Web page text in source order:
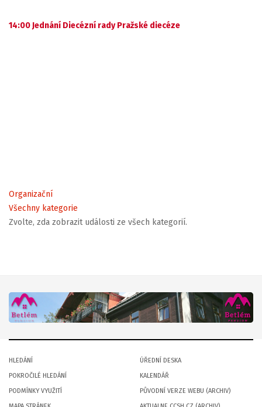
14:00 Jednání Diecézní rady Pražské diecéze
Organizační
Všechny kategorie
Zvolte, zda zobrazit události ze všech kategorií.
HLEDÁNÍ
POKROČILÉ HLEDÁNÍ
PODMÍNKY VYUŽITÍ
ÚŘEDNÍ DESKA
KALENDÁŘ
PŮVODNÍ VERZE WEBU (ARCHIV)